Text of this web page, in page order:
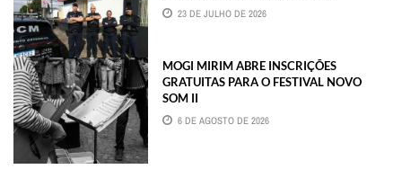
23 DE JULHO DE 2026
MOGI MIRIM ABRE INSCRIÇÕES
GRATUITAS PARA O FESTIVAL NOVO
SOM II
6 DE AGOSTO DE 2026